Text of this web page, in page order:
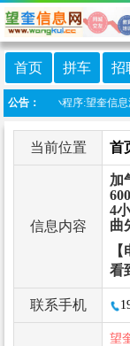
首页 拼车 招
公告：
线微信小程序:望奎信息
当前位置 首
信息内容
加
4
曲
看
联系手机
望